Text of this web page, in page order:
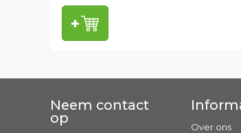
Neem contact
op
Over ons